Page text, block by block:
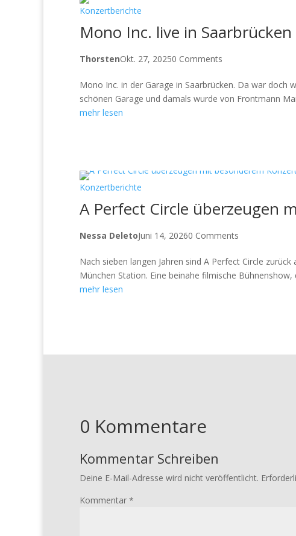
Konzertberichte
Mono Inc. live in
ThorstenOkt. 27, 20250 Comments
Mono Inc. in der Garage in Saarbrücken. Da war doch
schönen Garage und damals wurde von Frontmann
mehr lesen
Konzertberichte
A Perfect Circle überzeugen
Nessa DeletoJuni 14, 20260 Comments
Nach sieben langen Jahren sind A Perfect Circle
München Station. Eine beinahe filmische
mehr lesen
0 Kommentare
Kommentar Schreiben
Deine E-Mail-Adresse wird nicht veröffentlicht.
Kommentar *